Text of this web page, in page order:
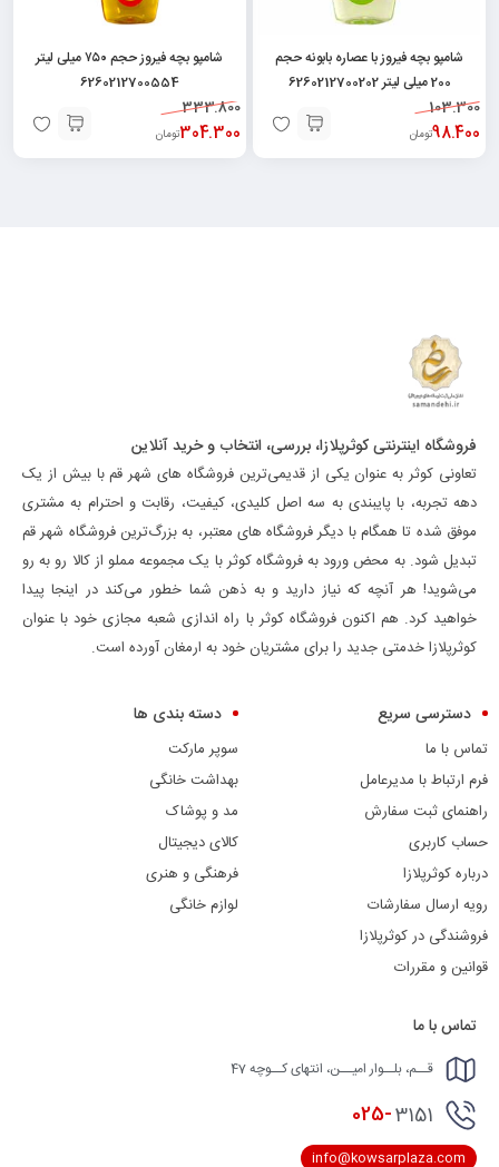
شامپو بچه فیروز با عصاره بابونه حجم
200 میلی لیتر 6260212700202
103.300
98.400تومان
شامپو بچه فیروز حجم ۷۵۰ میلی لیتر
6260212700554
333.800
304.300تومان
فروشگاه اینترنتی کوثرپلازا، بررسی، انتخاب و خرید آنلاین
تعاونی کوثر به عنوان یکی از قدیمی‌ترین فروشگاه های شهر قم با بیش از یک
دهه تجربه، با پایبندی به سه اصل کلیدی، کیفیت، رقابت و احترام به مشتری
موفق شده تا همگام با دیگر فروشگاه های معتبر، به بزرگ‌ترین فروشگاه شهر قم
تبدیل شود. به محض ورود به فروشگاه کوثر با یک مجموعه مملو از کالا رو به رو
می‌شوید! هر آنچه که نیاز دارید و به ذهن شما خطور می‌کند در اینجا پیدا
خواهید کرد. هم اکنون فروشگاه کوثر با راه اندازی شعبه مجازی خود با عنوان
کوثرپلازا خدمتی جدید را برای مشتریان خود به ارمغان آورده است.
دسترسی سریع
تماس با ما
فرم ارتباط با مدیرعامل
راهنمای ثبت سفارش
حساب کاربری
درباره کوثرپلازا
رویه ارسال سفارشات
فروشندگی در کوثرپلازا
قوانین و مقررات
دسته بندی ها
سوپر مارکت
بهداشت خانگی
مد و پوشاک
کالای دیجیتال
فرهنگی و هنری
لوازم خانگی
تماس با ما
قــم، بلــوار امیــن، انتهای کــوچه 47
025-3151
info@kowsarplaza.com